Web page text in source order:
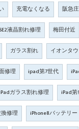
充電なくなる 阪急
液晶割れ修理 梅田付近
ガラス割れ イオンタ
修理 ipad第7世代
ガラス割れ修理 iPad
修理 iPhone8バッテリー